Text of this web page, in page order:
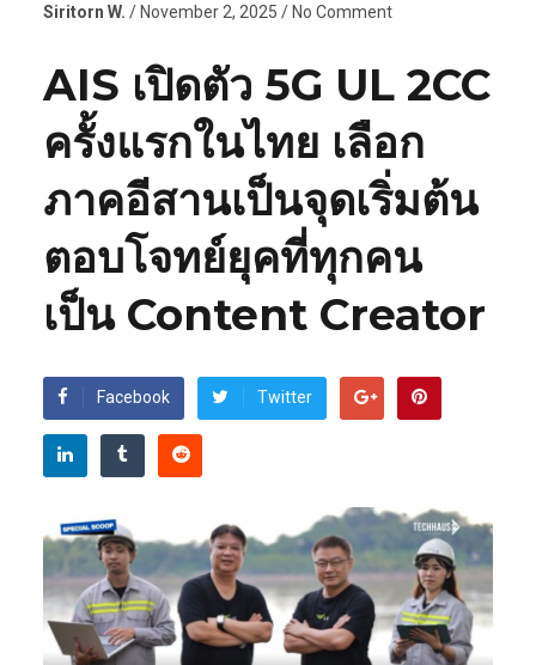
Siritorn W. / November 2, 2025 / No Comment
AIS เปิดตัว 5G UL 2CC
ครั้งแรกในไทย เลือก
ภาคอีสานเป็นจุดเริ่มต้น
ตอบโจทย์ยุคที่ทุกคน
เป็น Content Creator
Facebook Twitter